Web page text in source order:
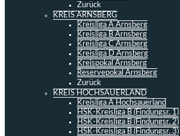
Zurück
KREIS ARNSBERG
Kreisliga A Arnsberg
Kreisliga B Arnsberg
Kreisliga C Arnsberg
Kreisliga D Arnsberg
Kreispokal Arnsberg
Reservepokal Arnsberg
Zurück
KREIS HOCHSAUERLAND
Kreisliga A Hochsauerland
HSK-Kreisliga B (Findungsr. 1)
HSK-Kreisliga B (Findungsr. 2)
HSK-Kreisliga B (Findungsr. 3)